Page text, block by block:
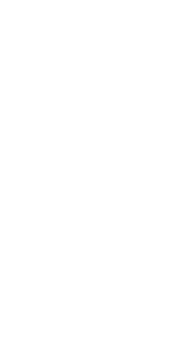
con niños
del alquiler
24 horas
(bajo petición)